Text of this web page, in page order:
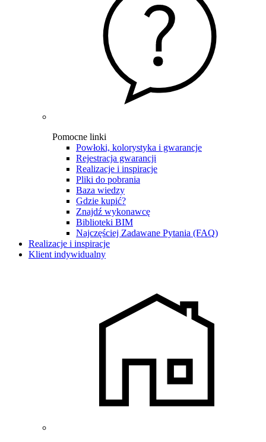
Pomocne linki
Powłoki, kolorystyka i gwarancje
Rejestracja gwarancji
Realizacje i inspiracje
Pliki do pobrania
Baza wiedzy
Gdzie kupić?
Znajdź wykonawcę
Biblioteki BIM
Najczęściej Zadawane Pytania (FAQ)
Realizacje i inspiracje
Klient indywidualny